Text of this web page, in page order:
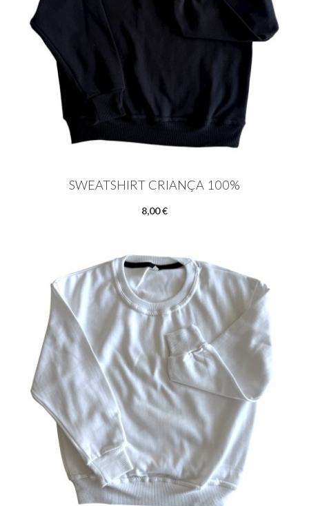
SWEATSHIRT CRIANÇA 100%
8,00 €